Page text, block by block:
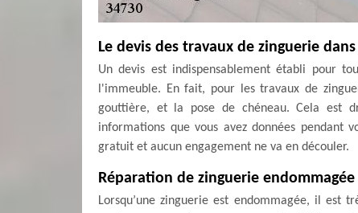
Le devis des travaux de zinguerie
Un devis est indispensablement établi pour
l'immeuble. En fait, pour les travaux de
gouttière, et la pose de chéneau. Cela est
informations que vous avez données pendant
gratuit et aucun engagement ne va en découler.
Réparation de zinguerie endommagée
Lorsqu’une zinguerie est endommagée, il est